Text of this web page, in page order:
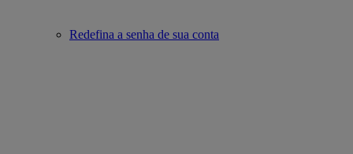
Redefina a senha de sua conta